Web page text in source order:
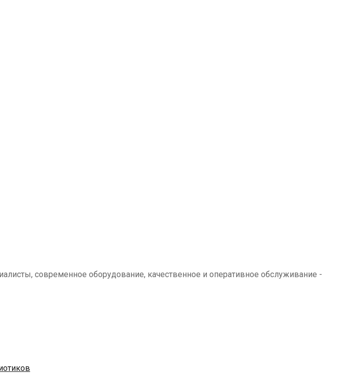
современное оборудование, качественное и оперативное обслуживание -